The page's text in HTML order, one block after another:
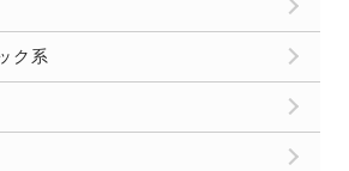
ク系